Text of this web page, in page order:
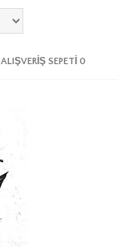
ALIŞVERIŞ SEPETI 0